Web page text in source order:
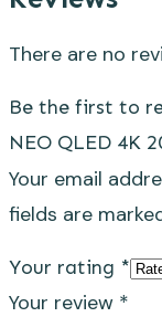
There are no
Be the first to
NEO QLED 4K
Your email
fields are
Your rating *
Your review *